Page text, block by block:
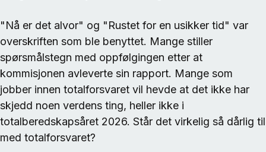
"Nå er det alvor" og "Rustet for en usikker tid" var
overskriften som ble benyttet. Mange stiller
spørsmålstegn med oppfølgingen etter at
kommisjonen avleverte sin rapport. Mange som
jobber innen totalforsvaret vil hevde at det ikke har
skjedd noen verdens ting, heller ikke i
totalberedskapsåret 2026. Står det virkelig så dårlig til
med totalforsvaret?